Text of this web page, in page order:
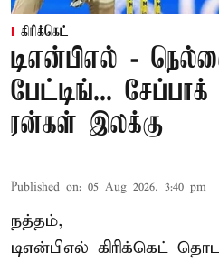
கிரிக்கெட்
டிஎன்பிஎல் -
பேட்டிங்...
ரன்கள் இலக்கு
Published on: 05 Aug 2026, 3:40 pm
நத்தம்,
டிஎன்பிஎல் கிரிக்கெட்